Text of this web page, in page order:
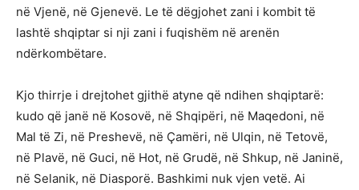
në Vjenë, në Gjenevë. Le të dëgjohet zani i kombit të
lashtë shqiptar si nji zani i fuqishëm në arenën
ndërkombëtare.
Kjo thirrje i drejtohet gjithë atyne që ndihen shqiptarë:
kudo që janë në Kosovë, në Shqipëri, në Maqedoni, në
Mal të Zi, në Preshevë, në Çamëri, në Ulqin, në Tetovë,
në Plavë, në Guci, në Hot, në Grudë, në Shkup, në Janinë,
në Selanik, në Diasporë. Bashkimi nuk vjen vetë. Ai